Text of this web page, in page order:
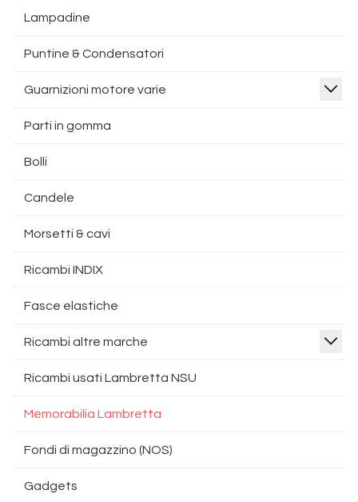
Lampadine
Puntine & Condensatori
Guarnizioni motore varie
Parti in gomma
Bolli
Candele
Morsetti & cavi
Ricambi INDIX
Fasce elastiche
Ricambi altre marche
Ricambi usati Lambretta NSU
Memorabilia Lambretta
Fondi di magazzino (NOS)
Gadgets